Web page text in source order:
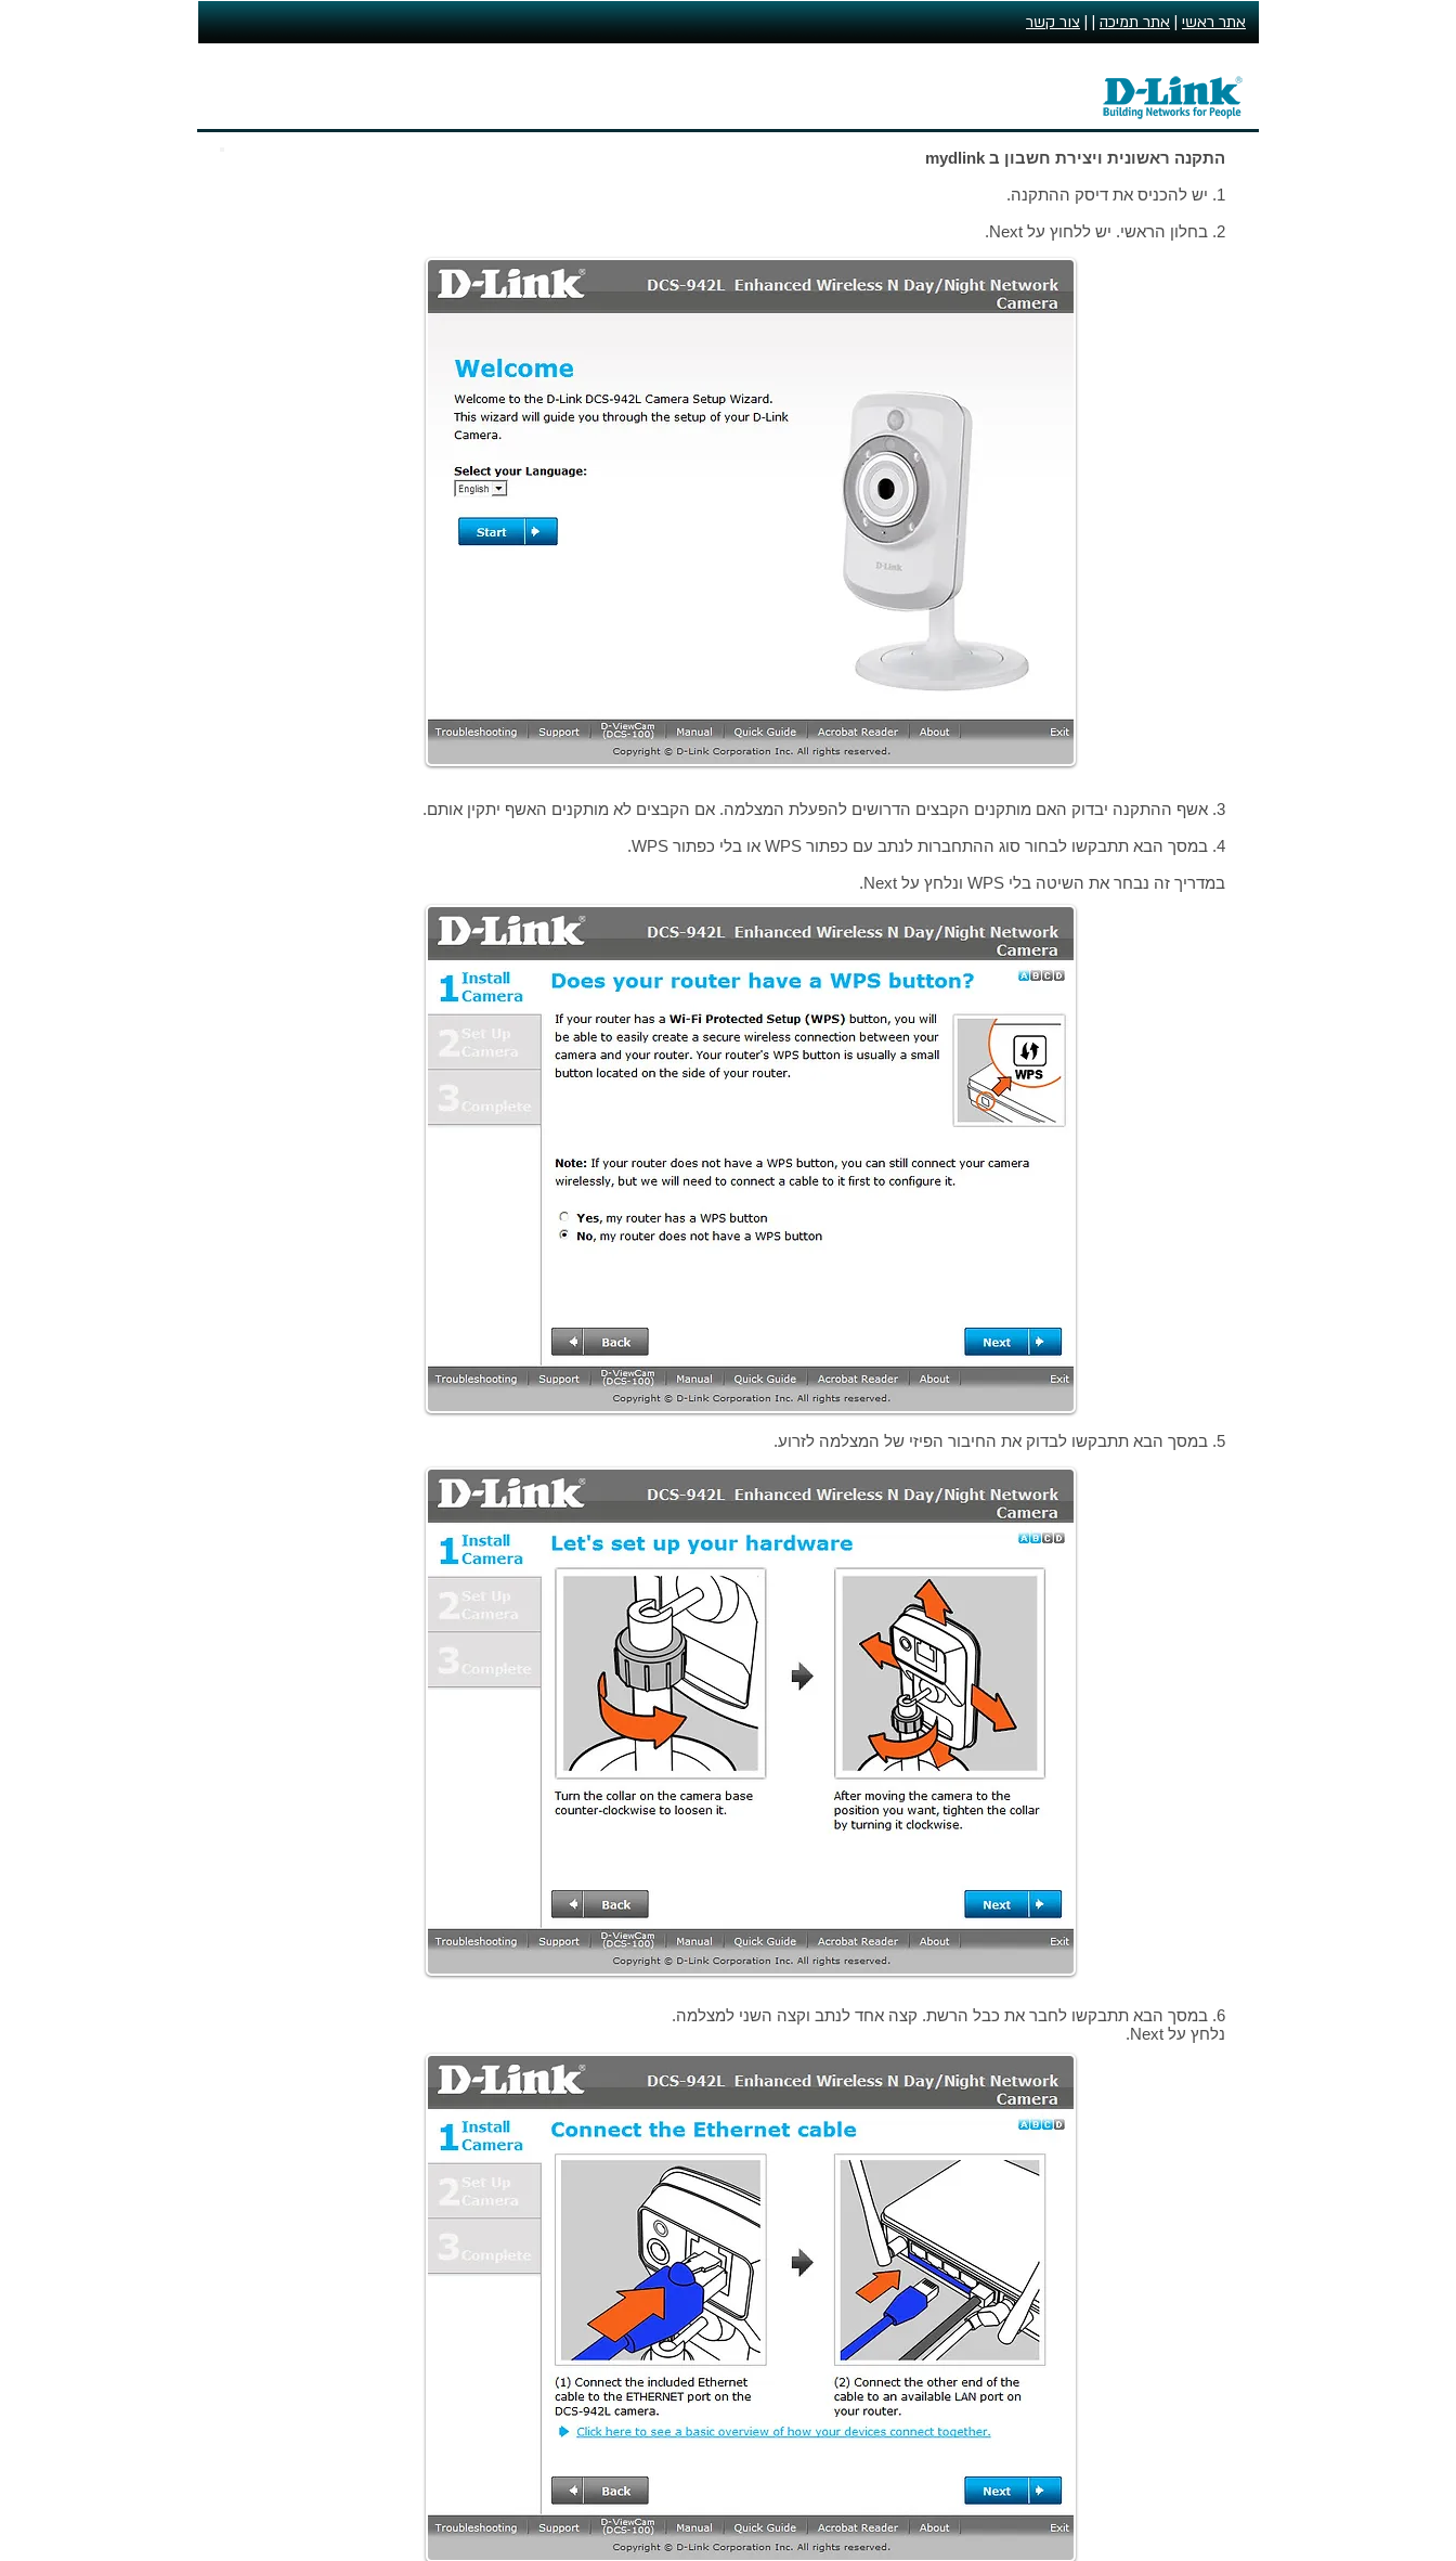
אתר ראשי|אתר תמיכה| |צור קשר
התקנה ראשונית ויצירת חשבון ב mydlink
1. יש להכניס את דיסק ההתקנה.
2. בחלון הראשי. יש ללחוץ על Next.
3. אשף ההתקנה יבדוק האם מותקנים הקבצים הדרושים להפעלת המצלמה. אם הקבצים לא מותקנים האשף יתקין אותם.
4. במסך הבא תתבקשו לבחור סוג ההתחברות לנתב עם כפתור WPS או בלי כפתור WPS.
במדריך זה נבחר את השיטה בלי WPS ונלחץ על Next.
5. במסך הבא תתבקשו לבדוק את החיבור הפיזי של המצלמה לזרוע.
6. במסך הבא תתבקשו לחבר את כבל הרשת. קצה אחד לנתב וקצה השני למצלמה.
נלחץ על Next.